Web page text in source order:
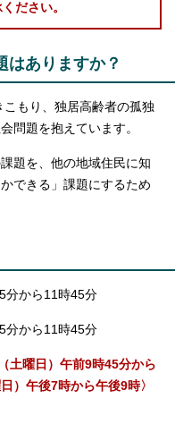
ださい。
はありますか？
もり、独居高齢者の孤独
問題を抱えています。
題を、他の地域住民に知
できる」課題にするため
分から11時45分
分から11時45分
土曜日）午前9時45分から
）午後7時から午後9時〉